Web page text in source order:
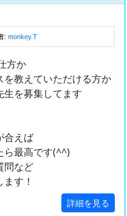
: monkey.T
方か
を教えていただける方か
生を募集してます
合えば
ら最高です(^^)
問など
す！
詳細を見る